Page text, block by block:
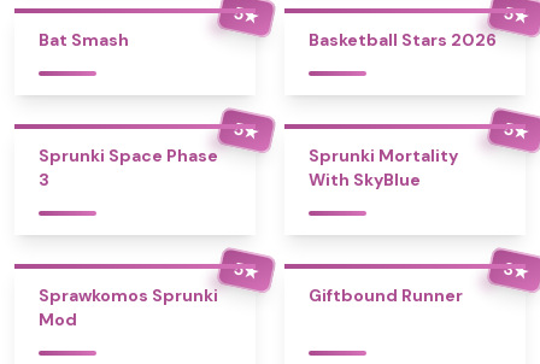
5★
Bat Smash
5★
Basketball Stars 2026
5★
Sprunki Space Phase
3
5★
Sprunki Mortality
With SkyBlue
5★
Sprawkomos Sprunki
Mod
3★
Giftbound Runner